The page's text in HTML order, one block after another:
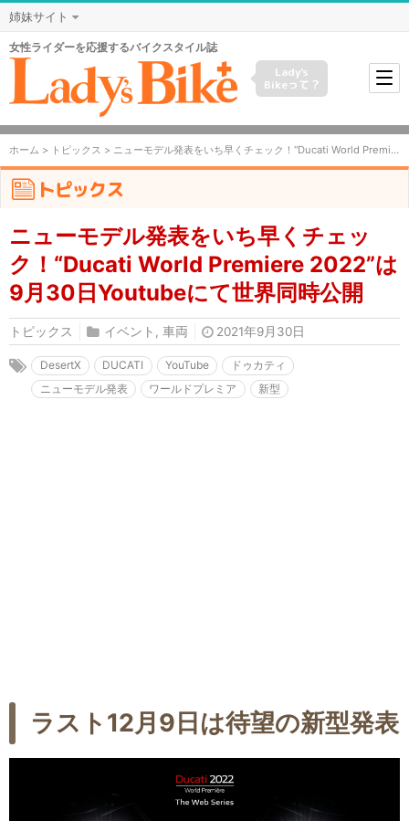
姉妹サイト
女性ライダーを応援するバイクスタイル誌
Lady's
Bikeって？
ホーム > トピックス > ニューモデル発表をいち早くチェック！“Ducati World Premiere 2022”は9月30日Youtubeにて世界同時公開
トピックス
ニューモデル発表をいち早くチェッ
ク！“Ducati World Premiere 2022”は
9月30日Youtubeにて世界同時公開
トピックス イベント ,車両 2021年9月30日
DesertX DUCATI YouTube
ドゥカティ
ニューモデル発表
ワールドプレミア 新型
ラスト12月9日は待望の新型発表